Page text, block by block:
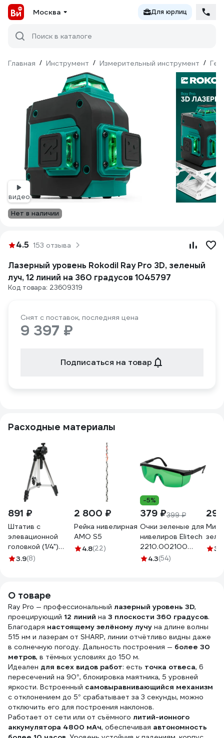
Москва Для юрлиц
Поиск в каталоге
Главная / Инструмент / Измерительный инструмент /
видео
Нет в наличии
4.5 153 отзыва
Лазерный уровень Rokodil Ray Pro 3D, зеленый
луч, 12 линий на 360 градусов 1045797
Код товара: 23609319
Снят с поставок, последняя цена
9 397 ₽
Подписаться на товар
Расходные материалы
891 ₽
Штатив с
элевационной
головкой (1/4")
Tripod 106 FUBAG
3.9(8)
2 800 ₽
Рейка нивелирная
AMO S5
4.8(22)
-5%
379 ₽399 ₽
Очки зеленые для
нивелиров Elitech
2210.002100
191993
4.3(54)
3.7
О товаре
Ray Pro — профессиональный лазерный уровень 3D,
проецирующий 12 линий на 3 плоскости 360 градусов.
Благодаря настоящему зелёному лучу на длине волны
515 нм и лазерам от SHARP, линии отчётливо видны даже
в солнечную погоду. Дальность построения — более 30
метров, в тёмных условиях до 150 м.
Идеален для всех видов работ: есть точка отвеса, 6
пересечений на 90°, блокировка маятника, 5 уровней
яркости. Встроенный самовыравнивающийся механизм
с отклонением до 5° срабатывает за 3 секунды, можно
отключить его для построения наклонов.
Работает от сети или от съёмного литий-ионного
аккумулятора 4800 мАч, обеспечивая автономность